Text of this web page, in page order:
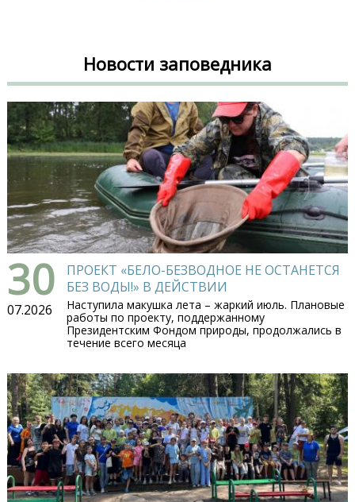
Новости заповедника
30
07.2026
ПРОЕКТ «БЕЛО-БЕЗВОДНОЕ НЕ ОСТАНЕТСЯ
БЕЗ ВОДЫ!» В ДЕЙСТВИИ
Наступила макушка лета – жаркий июль. Плановые
работы по проекту, поддержанному
Президентским Фондом природы, продолжались в
течение всего месяца